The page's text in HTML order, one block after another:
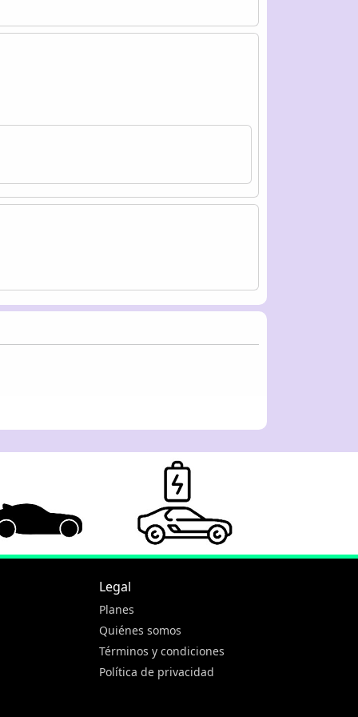
Legal
Planes
Quiénes somos
Términos y condiciones
Política de privacidad